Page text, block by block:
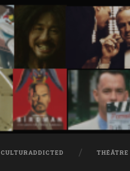
CULTURADDICTED THÉÂTRE